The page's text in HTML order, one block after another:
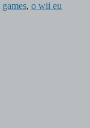
games, o wii eu